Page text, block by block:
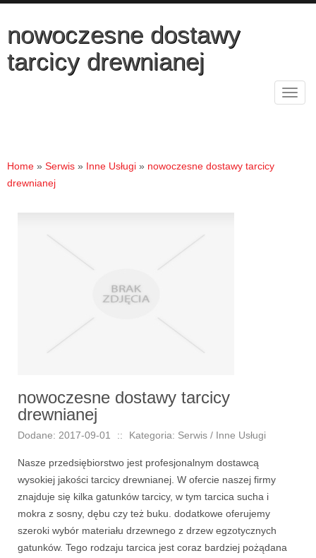
nowoczesne dostawy
tarcicy drewnianej
Home » Serwis » Inne Usługi » nowoczesne dostawy tarcicy
drewnianej
nowoczesne dostawy tarcicy
drewnianej
Dodane: 2017-09-01 :: Kategoria: Serwis / Inne Usługi
Nasze przedsiębiorstwo jest profesjonalnym dostawcą
wysokiej jakości tarcicy drewnianej. W ofercie naszej firmy
znajduje się kilka gatunków tarcicy, w tym tarcica sucha i
mokra z sosny, dębu czy też buku. dodatkowe oferujemy
szeroki wybór materiału drzewnego z drzew egzotycznych
gatunków. Tego rodzaju tarcica jest coraz bardziej pożądana